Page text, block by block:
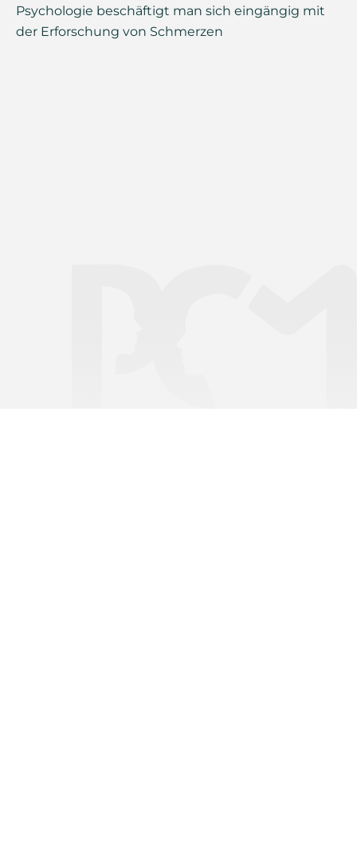
Psychologie beschäftigt man sich eingängig mit
der Erforschung von Schmerzen